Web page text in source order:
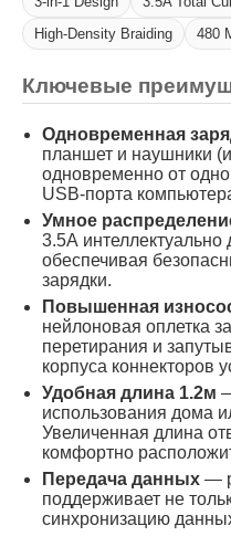
High-Density Braiding
480
Ключевые
Одновременная
планшет и наушники
одновременно от
USB-порта
Умное
3.5А интеллектуально
обеспечивая
зарядки.
Повышенная
нейлоновая оплетка
перетирания и
корпуса коннекторов
Удобная длина 1.2м
использования дома
Увеличенная длина
комфортно
Передача данных —
поддерживает не
синхронизацию